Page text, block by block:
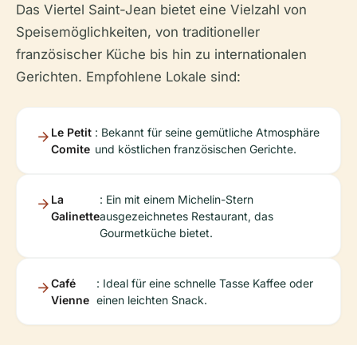
Das Viertel Saint-Jean bietet eine Vielzahl von
Speisemöglichkeiten, von traditioneller
französischer Küche bis hin zu internationalen
Gerichten. Empfohlene Lokale sind:
Le Petit
Comite
: Bekannt für seine gemütliche Atmosphäre
und köstlichen französischen Gerichte.
La
Galinette
: Ein mit einem Michelin-Stern
ausgezeichnetes Restaurant, das
Gourmetküche bietet.
Café
Vienne
: Ideal für eine schnelle Tasse Kaffee oder
einen leichten Snack.